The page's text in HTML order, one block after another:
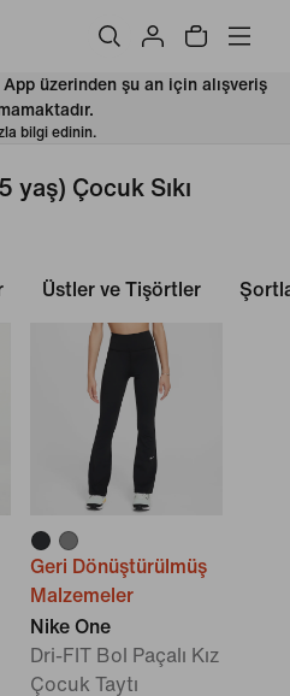
üzerinden şu an için alışveriş
bilgi edinin.
yaş) Çocuk Sıkı
Üstler ve Tişörtler
Geri Dönüştürülmüş
Malzemeler
Nike One
Dri-FIT Bol Paçalı Kız
Çocuk Taytı